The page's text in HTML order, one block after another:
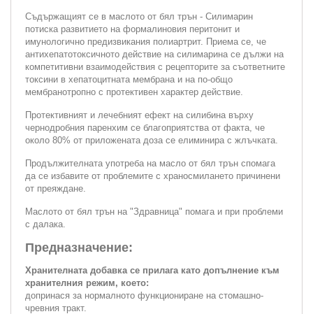
Съдържащият се в маслото от бял трън - Силимарин
потиска развитието на формалиновия перитонит и
имунологично предизвикания полиартрит. Приема се, че
антихепатотоксичното действие на силимарина се дължи на
компетитивни взаимодействия с рецепторите за съответните
токсини в хепатоцитната мембрана и на по-общо
мембранотропно с протективен характер действие.
Протективният и лечебният ефект на силибина върху
чернодробния паренхим се благоприятства от факта, че
около 80% от приложената доза се елиминира с жлъчката.
Продължителната употреба на масло от бял трън спомага
да се избавите от проблемите с храносмилането причинени
oт пpeяждaнe.
Маслото от бял трън на "Здравница" помага и при проблеми
с далака.
Предназначение:
Хранителната добавка се прилага като допълнение към
хранителния режим, което:
допринася за нормалното функциониране на стомашно-
чревния тракт.